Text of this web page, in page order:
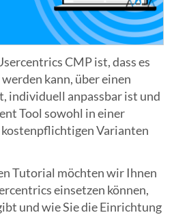
CMP ist, dass es
werden kann, über einen
individuell anpassbar ist und
Tool sowohl in einer
kostenpflichtigen Varianten
Tutorial möchten wir Ihnen
einsetzen können,
und wie Sie die Einrichtung